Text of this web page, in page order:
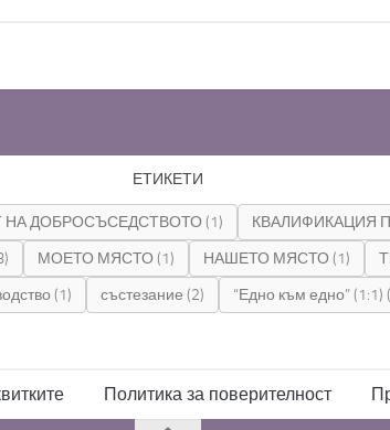
ЕТИКЕТИ
НА ДОБРОСЪСЕДСТВОТО (1) КВАЛИФИКАЦИЯ
МОЕТО МЯСТО (1) НАШЕТО МЯСТО (1)
(1) състезание (2) “Едно към едно” (1:1)
Политика за поверителност